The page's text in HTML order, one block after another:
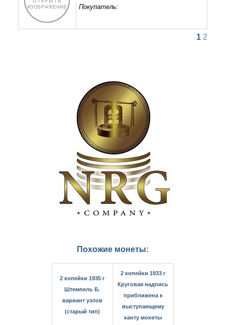
Покупатель:
1 2
Похожие монеты:
2 копейки 1935 г
Штемпель Б.
вариант узлов
(старый тип)
2 копейки 1933 г
Круговая надпись
приближена к
выступающему
канту монеты